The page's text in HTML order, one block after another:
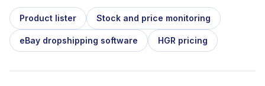
Product lister Stock and price monitoring
eBay dropshipping software HGR pricing